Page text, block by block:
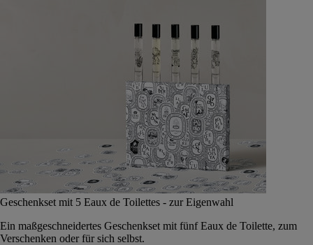
Geschenkset mit 5 Eaux de Toilettes - zur Eigenwahl
Ein maßgeschneidertes Geschenkset mit fünf Eaux de Toilette, zum
Verschenken oder für sich selbst.